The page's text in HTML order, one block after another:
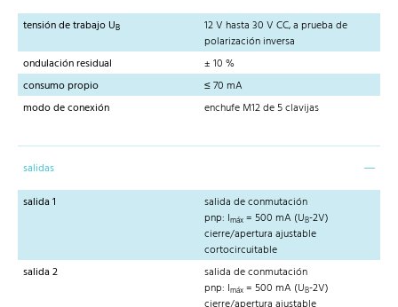
tensión de trabajo UB
12 V hasta 30 V CC, a prueba de
polarización inversa
ondulación residual
± 10 %
consumo propio
≤ 70 mA
modo de conexión
enchufe M12 de 5 clavijas
salidas
salida 1
salida de conmutación
pnp: Imáx = 500 mA (UB-2V)
cierre/apertura ajustable
cortocircuitable
salida 2
salida de conmutación
pnp: Imáx = 500 mA (UB-2V)